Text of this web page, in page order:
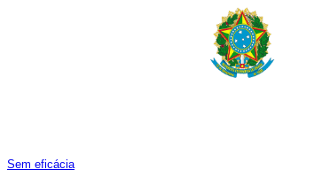
Sem eficácia